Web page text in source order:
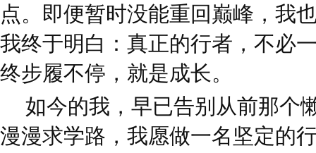
点。即便暂时没能重回巅峰，我
我终于明白：真正的行者，不必
终步履不停，就是成长。
如今的我，早已告别从前那个
漫漫求学路，我愿做一名坚定的